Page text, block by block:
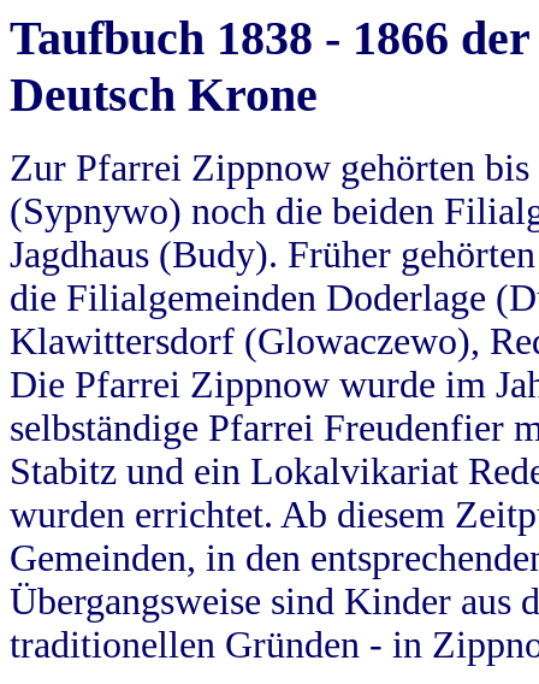
Taufbuch 1838 - 1866
Deutsch Krone
Zur Pfarrei Zippnow gehörten
(Sypnywo) noch die beiden
Jagdhaus (Budy). Früher
die Filialgemeinden Doderlage
Klawittersdorf (Glowaczewo),
Die Pfarrei Zippnow wurde im
selbständige Pfarrei Freudenfier
Stabitz und ein Lokalvikariat
wurden errichtet. Ab diesem
Gemeinden, in den
Übergangsweise sind Kinder aus
traditionellen Gründen - in